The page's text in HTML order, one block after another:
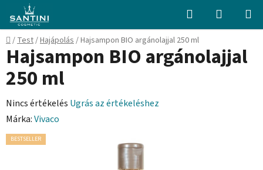
fő
tartalomhoz
Keresés KOSÁR
Kezdőlap
/Test/Hajápolás/Hajsampon BIO argánolajjal 250 ml
Hajsampon BIO argánolajjal
250 ml
A
termék
átlagos
Nincs értékelés Ugrás az értékeléshez
Márka:Vivaco
BESTSELLER